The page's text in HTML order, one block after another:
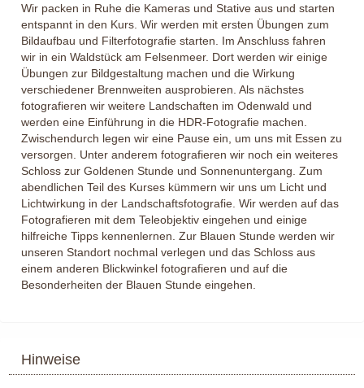
Wir packen in Ruhe die Kameras und Stative aus und starten
entspannt in den Kurs. Wir werden mit ersten Übungen zum
Bildaufbau und Filterfotografie starten. Im Anschluss fahren
wir in ein Waldstück am Felsenmeer. Dort werden wir einige
Übungen zur Bildgestaltung machen und die Wirkung
verschiedener Brennweiten ausprobieren. Als nächstes
fotografieren wir weitere Landschaften im Odenwald und
werden eine Einführung in die HDR-Fotografie machen.
Zwischendurch legen wir eine Pause ein, um uns mit Essen zu
versorgen. Unter anderem fotografieren wir noch ein weiteres
Schloss zur Goldenen Stunde und Sonnenuntergang. Zum
abendlichen Teil des Kurses kümmern wir uns um Licht und
Lichtwirkung in der Landschaftsfotografie. Wir werden auf das
Fotografieren mit dem Teleobjektiv eingehen und einige
hilfreiche Tipps kennenlernen. Zur Blauen Stunde werden wir
unseren Standort nochmal verlegen und das Schloss aus
einem anderen Blickwinkel fotografieren und auf die
Besonderheiten der Blauen Stunde eingehen.
Hinweise